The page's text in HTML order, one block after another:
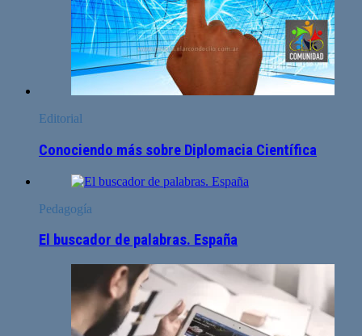
Editorial
Conociendo más sobre Diplomacia Científica
Pedagogía
El buscador de palabras. España